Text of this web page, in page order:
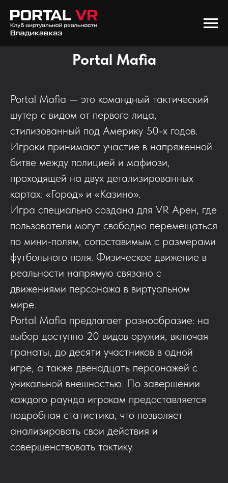
Portal Mafia
Portal Mafia — это командный тактический
шутер с видом от первого лица,
стилизованный под Америку 50-х годов.
Игроки принимают участие в напряженной
битве между полицией и мафиози,
проходящей на двух детализированных
картах: «Город» и «Казино».
Игра специально создана для VR Арен, где
пользователи могут свободно перемещаться
по мини-полям, сопоставимым с размерами
футбольного поля. Физическое движение в
реальности напрямую связано с
движениями персонажа в виртуальном
мире.
Portal Mafia предлагает разнообразие: на
выбор доступно 20 видов оружия, включая
гранаты, до десяти участников в одной
игре, а также двенадцать персонажей с
уникальной внешностью. По завершении
каждого раунда игрокам предоставляется
подробная статистика, что позволяет
анализировать свои действия и
совершенствовать тактику.